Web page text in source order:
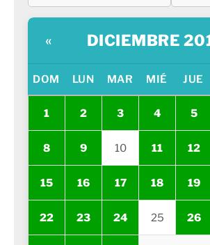
« DICIEMBRE
DOM LUN MAR MIÉ JUE
1 2 3 4 5
8 9 10 11 12
15 16 17 18 19
22 23 24 25 26